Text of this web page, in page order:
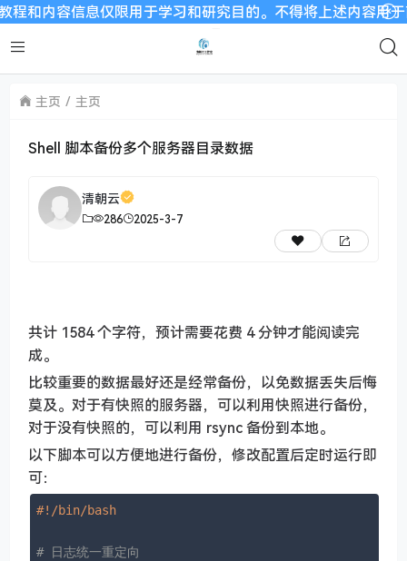
内容信息仅限用于学习和研究目的。不得将上述内容用于
主页 主页
Shell 脚本备份多个服务器目录数据
清朝云
286 2025-3-7
共计 1584 个字符，预计需要花费 4 分钟才能阅读完
成。
比较重要的数据最好还是经常备份，以免数据丢失后悔
莫及。对于有快照的服务器，可以利用快照进行备份，
对于没有快照的，可以利用 rsync 备份到本地。
以下脚本可以方便地进行备份，修改配置后定时运行即
可：
#!/bin/bash
# 日志统一重定向